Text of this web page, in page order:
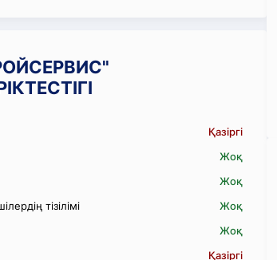
Қазіргі
Жоқ
Жоқ
тізілімі
Жоқ
Жоқ
Қазіргі